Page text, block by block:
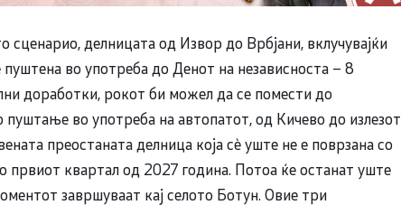
делницата од Извор до Врбјани, вклучувајќи
пуштена во употреба до Денот на независноста – 8
доработки, рокот би можел да се помести до
во употреба на автопатот, од Кичево до излезот
преостаната делница која сè уште не е поврзана со
првиот квартал од 2027 година. Потоа ќе останат уште
завршуваат кај селото Ботун. Овие три